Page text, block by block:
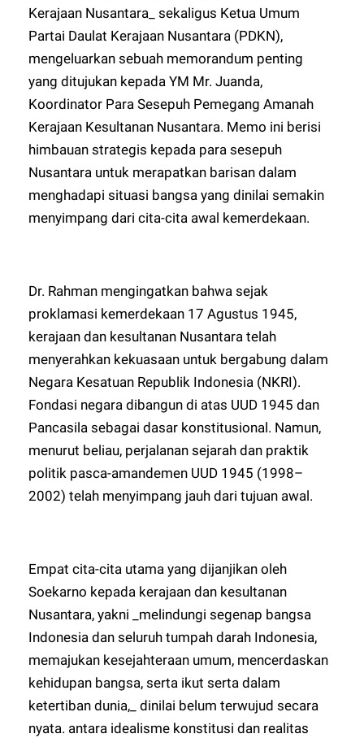
Kerajaan Nusantara_ sekaligus Ketua Umum
Partai Daulat Kerajaan Nusantara (PDKN),
mengeluarkan sebuah memorandum penting
yang ditujukan kepada YM Mr. Juanda,
Koordinator Para Sesepuh Pemegang Amanah
Kerajaan Kesultanan Nusantara. Memo ini berisi
himbauan strategis kepada para sesepuh
Nusantara untuk merapatkan barisan dalam
menghadapi situasi bangsa yang dinilai semakin
menyimpang dari cita-cita awal kemerdekaan.
Dr. Rahman mengingatkan bahwa sejak
proklamasi kemerdekaan 17 Agustus 1945,
kerajaan dan kesultanan Nusantara telah
menyerahkan kekuasaan untuk bergabung dalam
Negara Kesatuan Republik Indonesia (NKRI).
Fondasi negara dibangun di atas UUD 1945 dan
Pancasila sebagai dasar konstitusional. Namun,
menurut beliau, perjalanan sejarah dan praktik
politik pasca-amandemen UUD 1945 (1998–
2002) telah menyimpang jauh dari tujuan awal.
Empat cita-cita utama yang dijanjikan oleh
Soekarno kepada kerajaan dan kesultanan
Nusantara, yakni _melindungi segenap bangsa
Indonesia dan seluruh tumpah darah Indonesia,
memajukan kesejahteraan umum, mencerdaskan
kehidupan bangsa, serta ikut serta dalam
ketertiban dunia,_ dinilai belum terwujud secara
nyata. antara idealisme konstitusi dan realitas